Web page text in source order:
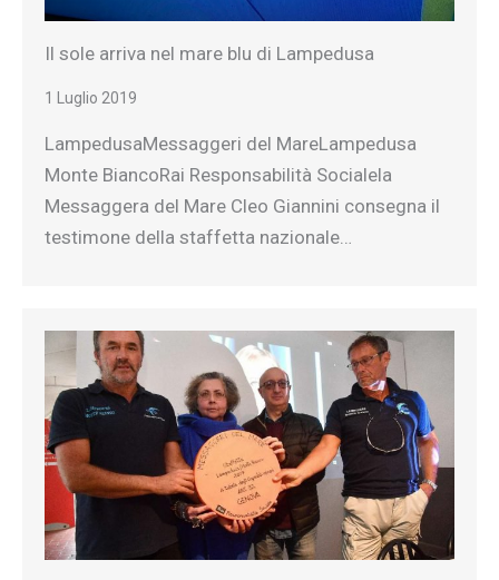
Il sole arriva nel mare blu di Lampedusa
1 Luglio 2019
LampedusaMessaggeri del MareLampedusa
Monte BiancoRai Responsabilità Socialela
Messaggera del Mare Cleo Giannini consegna il
testimone della staffetta nazionale…